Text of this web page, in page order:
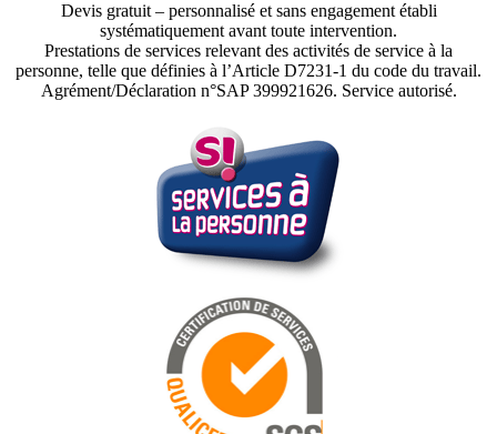
Devis gratuit – personnalisé et sans engagement établi
systématiquement avant toute intervention.
Prestations de services relevant des activités de service à la
personne, telle que définies à l’Article D7231-1 du code du travail.
Agrément/Déclaration n°SAP 399921626. Service autorisé.